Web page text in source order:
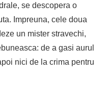
se descopera o
Impreuna, cele doua
un mister stravechi,
de a gasi aurul
nici de la crima pentru